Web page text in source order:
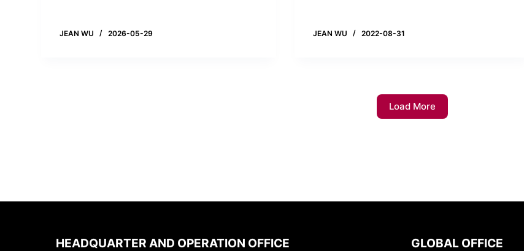
JEAN WU 2026-05-29 JEAN WU 2022-08-31
Load More
HEADQUARTER AND OPERATION OFFICE GLOBAL OFFICE